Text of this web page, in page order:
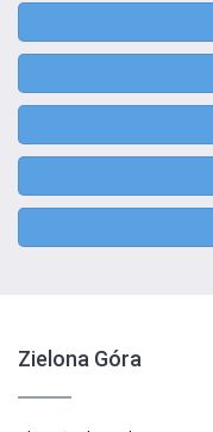
Zielona Góra